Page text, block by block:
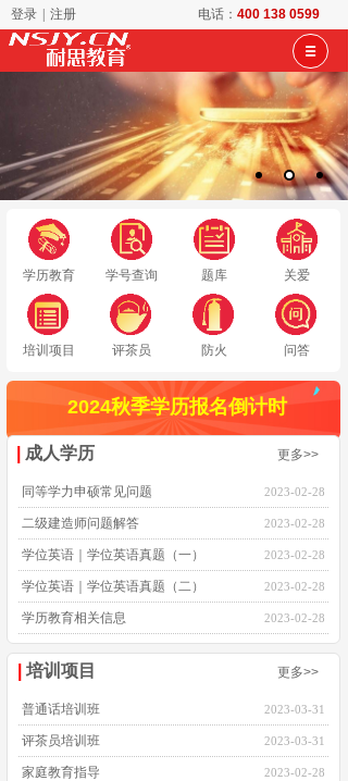
登录 注册 电话： 400 138 0599
学历教育
问答
培训项目
学号查询
防火
评茶员
题库 关爱
2024秋季学历报名倒计时
成人学历 更多>>
同等学力申硕常见问题 2023-02-28
二级建造师问题解答 2023-02-28
学位英语｜学位英语真题（一） 2023-02-28
学位英语｜学位英语真题（二） 2023-02-28
学历教育相关信息 2023-02-28
培训项目 更多>>
普通话培训班 2023-03-31
评茶员培训班 2023-03-31
家庭教育指导 2023-02-28